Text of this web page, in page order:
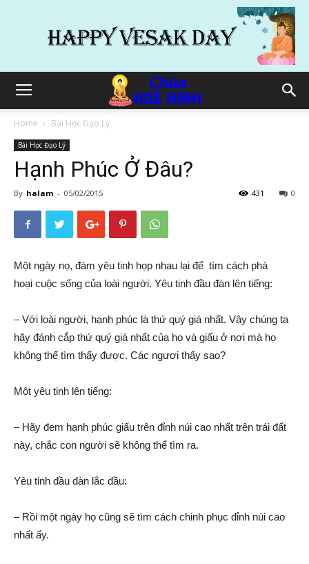
Home Bài Học Đạo Lý
Bài Học Đạo Lý
Hạnh Phúc Ở Đâu?
By halam - 05/02/2015 0
431
Một ngày nọ, đám yêu tinh họp nhau lại để tìm cách phá
hoại cuộc sống của loài người. Yêu tinh đầu đàn lên tiếng:
– Với loài người, hạnh phúc là thứ quý giá nhất. Vậy chúng ta
hãy đánh cắp thứ quý giá nhất của họ và giấu ở nơi mà họ
không thể tìm thấy được. Các ngươi thấy sao?
Một yêu tinh lên tiếng:
– Hãy đem hạnh phúc giấu trên đỉnh núi cao nhất trên trái đất
này, chắc con người sẽ không thể tìm ra.
Yêu tinh đầu đàn lắc đầu:
– Rồi một ngày họ cũng sẽ tìm cách chinh phục đỉnh núi cao
nhất ấy.